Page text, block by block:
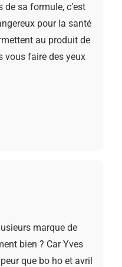
sa formule, c’est
pour la santé
au produit de
vous faire des yeux
marque de
bien ? Car Yves
que bo ho et avril